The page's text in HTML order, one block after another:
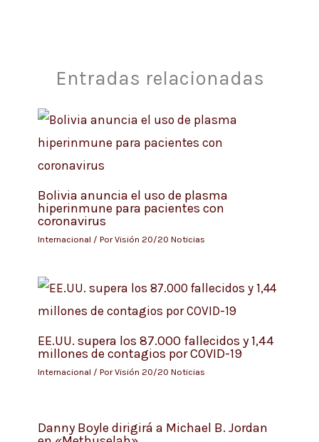
Entradas relacionadas
Bolivia anuncia el uso de plasma
hiperinmune para pacientes con
coronavirus
Internacional / PorVisión 20/20 Noticias
EE.UU. supera los 87.000 fallecidos y 1,44
millones de contagios por COVID-19
Internacional / PorVisión 20/20 Noticias
Danny Boyle dirigirá a Michael B. Jordan